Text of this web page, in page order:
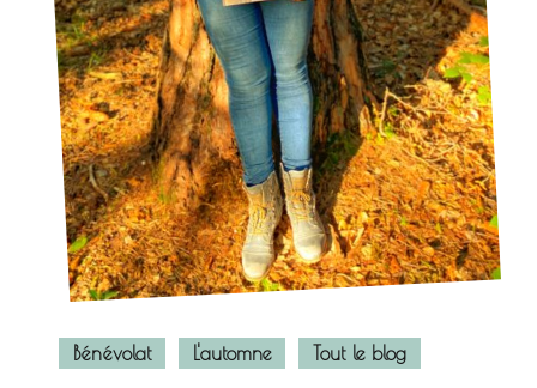
Bénévolat L'automne Tout le blog